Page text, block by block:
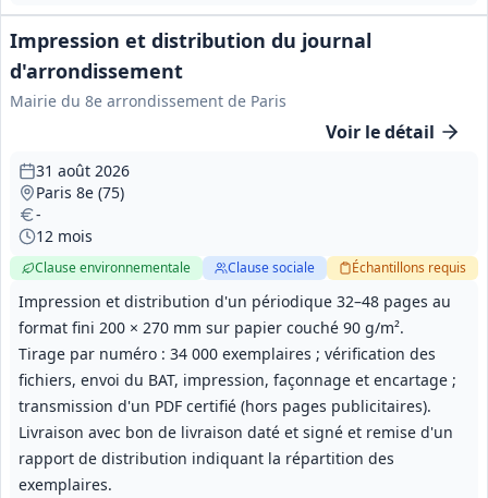
Impression et distribution du journal
d'arrondissement
Mairie du 8e arrondissement de Paris
Voir le détail
Impression et distribution d'un périodique 32–48 pages au
format fini 200 × 270 mm sur papier couché 90 g/m².
Tirage par numéro : 34 000 exemplaires ; vérification des
fichiers, envoi du BAT, impression, façonnage et encartage ;
transmission d'un PDF certifié (hors pages publicitaires).
Livraison avec bon de livraison daté et signé et remise d'un
rapport de distribution indiquant la répartition des
exemplaires.
31 août 2026
Paris 8e (75)
-
12 mois
Clause environnementale Clause sociale Échantillons requis